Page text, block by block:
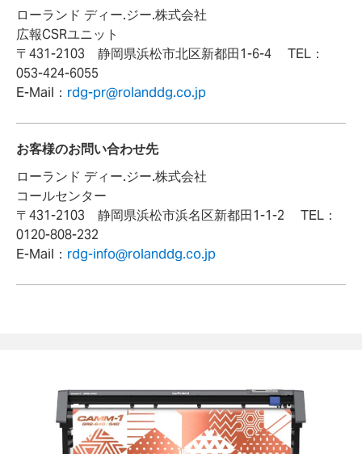
ローランド ディー.ジー.株式会社
広報CSRユニット
〒431-2103 静岡県浜松市北区新都田1-6-4 TEL：
053-424-6055
E-Mail： rdg-pr@rolanddg.co.jp
お客様のお問い合わせ先
ローランド ディー.ジー.株式会社
コールセンター
〒431-2103 静岡県浜松市浜名区新都田1-1-2 TEL：
0120-808-232
E-Mail： rdg-info@rolanddg.co.jp